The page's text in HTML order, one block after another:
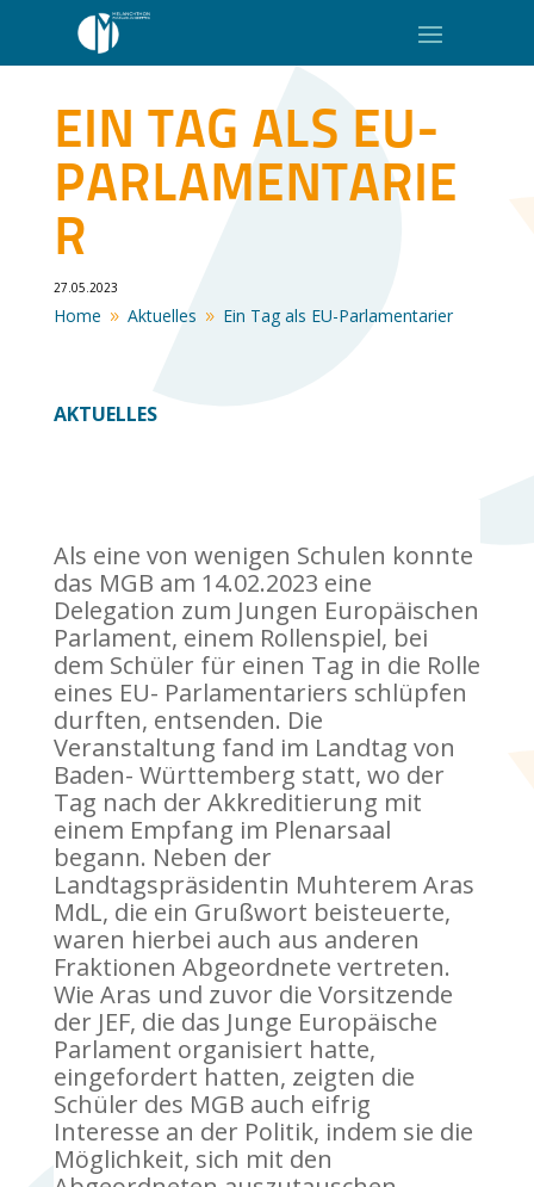
EIN TAG ALS EU-
PARLAMENTARIE
R
27.05.2023
Home 9 Aktuelles 9 Ein Tag als EU-Parlamentarier
AKTUELLES
Als eine von wenigen Schulen konnte
das MGB am 14.02.2023 eine
Delegation zum Jungen Europäischen
Parlament, einem Rollenspiel, bei
dem Schüler für einen Tag in die Rolle
eines EU- Parlamentariers schlüpfen
durften, entsenden. Die
Veranstaltung fand im Landtag von
Baden- Württemberg statt, wo der
Tag nach der Akkreditierung mit
einem Empfang im Plenarsaal
begann. Neben der
Landtagspräsidentin Muhterem Aras
MdL, die ein Grußwort beisteuerte,
waren hierbei auch aus anderen
Fraktionen Abgeordnete vertreten.
Wie Aras und zuvor die Vorsitzende
der JEF, die das Junge Europäische
Parlament organisiert hatte,
eingefordert hatten, zeigten die
Schüler des MGB auch eifrig
Interesse an der Politik, indem sie die
Möglichkeit, sich mit den